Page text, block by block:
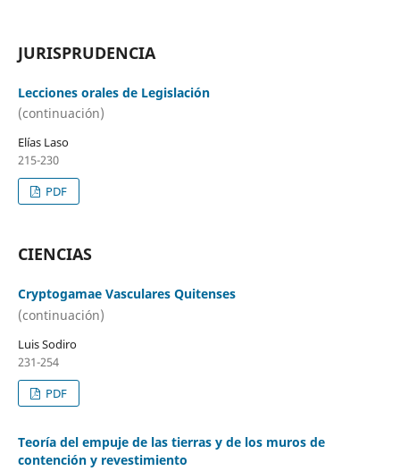
JURISPRUDENCIA
Lecciones orales de Legislación
(continuación)
Elías Laso
215-230
PDF
CIENCIAS
Cryptogamae Vasculares Quitenses
(continuación)
Luis Sodiro
231-254
PDF
Teoría del empuje de las tierras y de los muros de
contención y revestimiento